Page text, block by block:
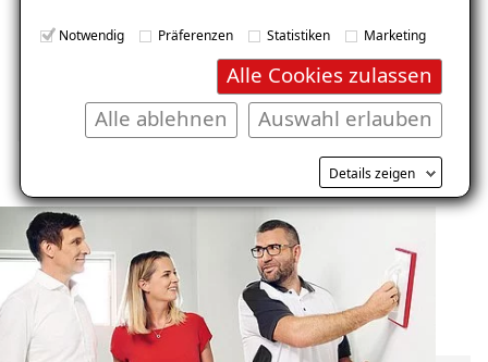
Notwendig Präferenzen Statistiken Marketing
Alle Cookies zulassen
Auswahl erlauben
Alle ablehnen
Details zeigen